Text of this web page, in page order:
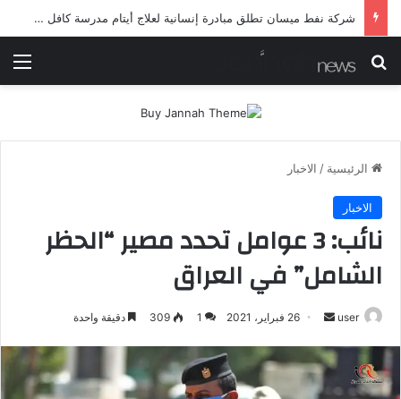
شرطة ميسان تلقي القبض على مطلقي العيارات النارية أثناء تشييع جنائزي في العمارة
بحث عن
الرئيسية / الاخبار
الاخبار
نائب: 3 عوامل تحدد مصير “الحظر
الشامل” في العراق
user
أرسل
إلكترونيا
26 فبراير، 2021 1
309 دقيقة واحدة